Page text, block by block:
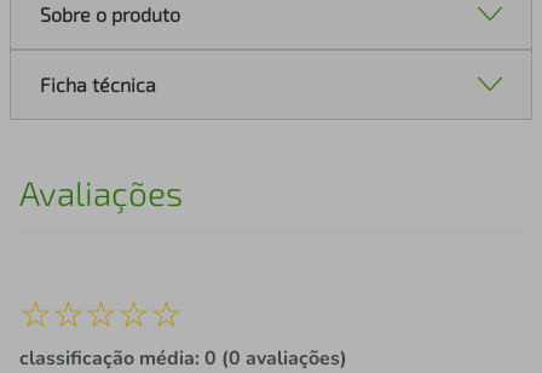
Sobre o produto
Ficha técnica
Avaliações
☆☆☆☆☆
classificação média: 0 (0 avaliações)